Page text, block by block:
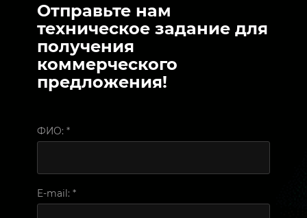
Отправьте нам
техническое задание для
получения
коммерческого
предложения!
ФИО: *
E-mail: *